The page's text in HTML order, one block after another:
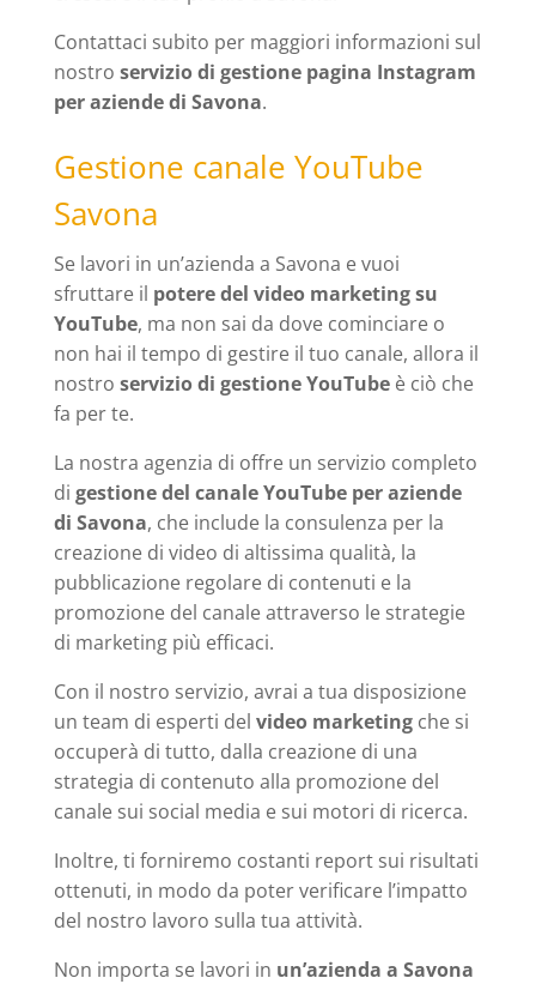
Contattaci subito per maggiori informazioni sul
nostro servizio di gestione pagina Instagram
per aziende di Savona.
Gestione canale YouTube
Savona
Se lavori in un’azienda a Savona e vuoi
sfruttare il potere del video marketing su
YouTube, ma non sai da dove cominciare o
non hai il tempo di gestire il tuo canale, allora il
nostro servizio di gestione YouTubeè ciò che
fa per te.
La nostra agenzia di offre un servizio completo
di gestione del canale YouTube per aziende
di Savona, che include la consulenza per la
creazione di video di altissima qualità, la
pubblicazione regolare di contenuti e la
promozione del canale attraverso le strategie
di marketing più efficaci.
Con il nostro servizio, avrai a tua disposizione
un team di esperti del video marketingche si
occuperà di tutto, dalla creazione di una
strategia di contenuto alla promozione del
canale sui social media e sui motori di ricerca.
Inoltre, ti forniremo costanti report sui risultati
ottenuti, in modo da poter verificare l’impatto
del nostro lavoro sulla tua attività.
Non importa se lavori in un’azienda a Savona